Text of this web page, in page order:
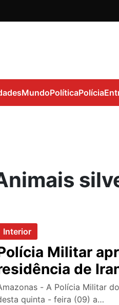
MundoPolíticaPolícia
Interior
Militar
de
- A Polícia Militar
quinta - feira (09) a…